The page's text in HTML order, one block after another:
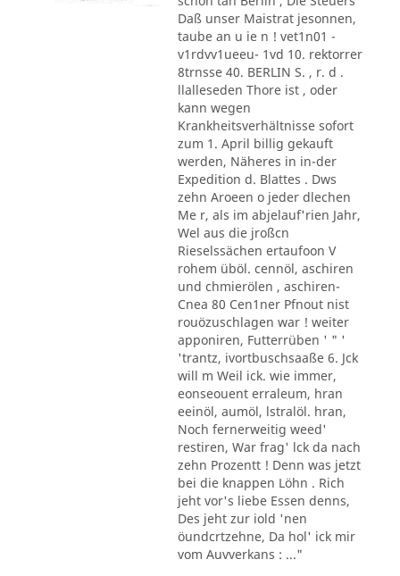
Daß unser Maistrat jesonnen,
taube an u ie n ! vet1n01 -
v1rdvv1ueeu- 1vd 10. rektorrer
8trnsse 40. BERLIN S. , r. d .
llalleseden Thore ist , oder
kann wegen
Krankheitsverhältnisse sofort
zum 1. April billig gekauft
werden, Näheres in in-der
Expedition d. Blattes . Dws
zehn Aroeen o jeder dlechen
Me r, als im abjelauf'rien Jahr,
Wel aus die jroßcn
Rieselssächen ertaufoon V
rohem üböl. cennöl, aschiren
und chmierölen , aschiren-
Cnea 80 Cen1ner Pfnout nist
rouözuschlagen war ! weiter
apponiren, Futterrüben ' " '
'trantz, ivortbuschsaaße 6. Jck
will m Weil ick. wie immer,
eonseouent erraleum, hran
eeinöl, aumöl, lstralöl. hran,
Noch fernerweitig weed'
restiren, War frag' lck da nach
zehn Prozentt ! Denn was jetzt
bei die knappen Löhn . Rich
jeht vor's liebe Essen denns,
Des jeht zur iold 'nen
öundcrtzehne, Da hol' ick mir
vom Auvverkans : ..."